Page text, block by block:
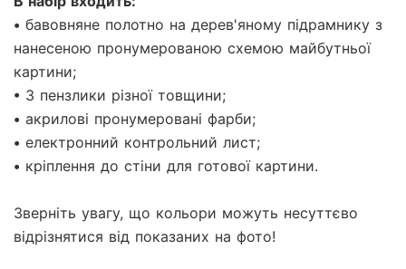
• бавовняне полотно на дерев'яному підрамнику з
нанесеною пронумерованою схемою майбутньої
картини;
• 3 пензлики різної товщини;
• акрилові пронумеровані фарби;
• електронний контрольний лист;
• кріплення до стіни для готової картини.
Зверніть увагу, що кольори можуть несуттєво
відрізнятися від показаних на фото!